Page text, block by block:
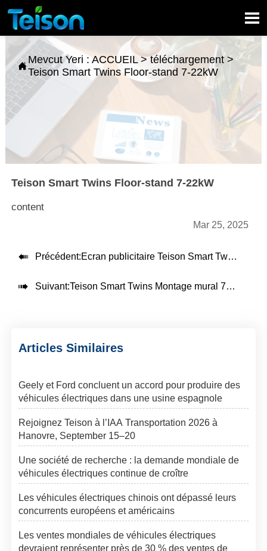


Mevcut Yeri :ACCUEIL>téléchargement>
Teison Smart Twins Floor-stand 7-22kW
Teison Smart Twins Floor-stand 7-22kW
content
Mar 25, 2025
 Précédent:Ecran publicitaire Teison Smart Twins 32 et 43 pouces
 Suivant:Teison Smart Twins Montage mural 7-22kW
Articles Similaires
Geely et Ford concluent un accord pour produire des
véhicules électriques dans une usine espagnole
Rejoignez Teison à l’IAA Transportation 2026 à
Hanovre, September 15–20
Une société de recherche : la demande mondiale de
véhicules électriques continue de croître
Les véhicules électriques chinois ont dépassé leurs
concurrents européens et américains
Les ventes mondiales de véhicules électriques
devraient représenter près de 30 % des ventes de